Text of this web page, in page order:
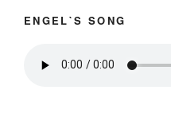
ENGEL`S SONG